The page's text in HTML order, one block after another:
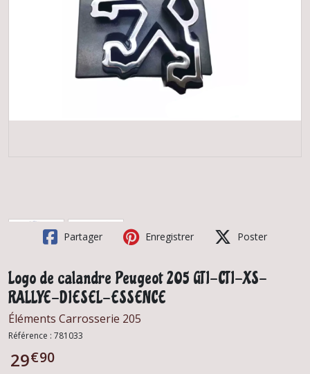
Partager Enregistrer Poster
Logo de calandre Peugeot 205 GTI-CTI-XS-
RALLYE-DIESEL-ESSENCE
Éléments Carrosserie 205
Référence : 781033
29€90